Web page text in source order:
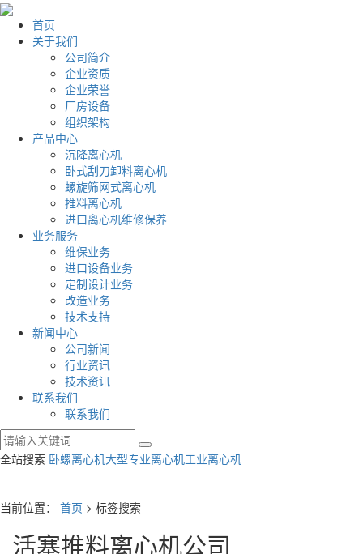
首页
关于我们
公司简介
企业资质
企业荣誉
厂房设备
组织架构
产品中心
沉降离心机
卧式刮刀卸料离心机
螺旋筛网式离心机
推料离心机
进口离心机维修保养
业务服务
维保业务
进口设备业务
定制设计业务
改造业务
技术支持
新闻中心
公司新闻
行业资讯
技术资讯
联系我们
联系我们
全站搜索 卧螺离心机大型专业离心机工业离心机
当前位置： 首页 > 标签搜索
活塞推料离心机公司